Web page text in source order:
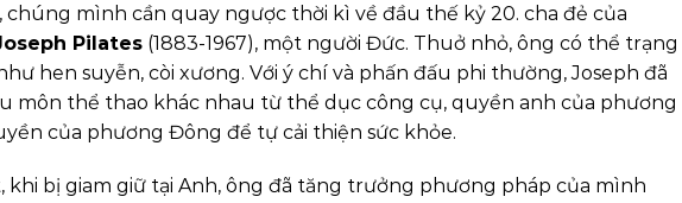
chúng mình cần quay ngược thời kì về đầu thế kỷ 20. cha đẻ của
Pilates (1883-1967), một người Đức. Thuở nhỏ, ông có thể trạng
hen suyễn, còi xương. Với ý chí và phấn đấu phi thường, Joseph đã
môn thể thao khác nhau từ thể dục công cụ, quyền anh của phương
của phương Đông để tự cải thiện sức khỏe.
bị giam giữ tại Anh, ông đã tăng trưởng phương pháp của mình